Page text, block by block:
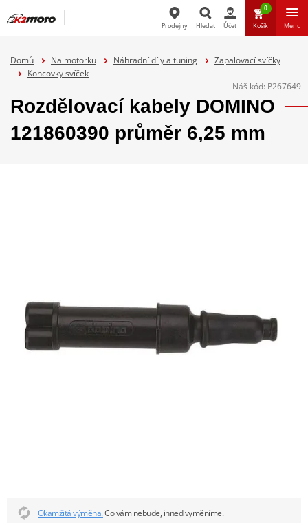
Hledat
Prodejny Hledat Účet
0
Košík Menu
Domů Na motorku Náhradní díly a tuning
Zapalovací svíčky
Koncovky svíček
Náš kód: P267649
Rozdělovací kabely DOMINO
121860390 průměr 6,25 mm
Okamžitá výměna.Co vám nebude, ihned vyměníme.